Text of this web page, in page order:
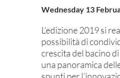
Wednesday 13
L’edizione 2019 si
possibilità di
crescita del bacino
una panoramica